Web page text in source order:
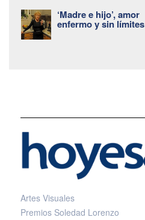
‘Madre e hijo’, amor
enfermo y sin límites
Artes Visuales
Premios Soledad Lorenzo